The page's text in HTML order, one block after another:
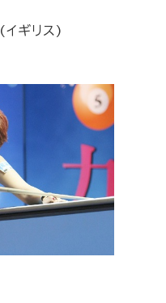
(イギリス)